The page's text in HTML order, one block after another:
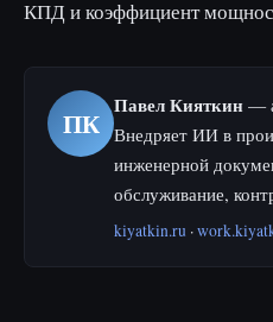
КПД и коэффициент
ПК
Павел Кияткин —
Внедряет ИИ в
инженерной
обслуживание,
kiyatkin.ru ·